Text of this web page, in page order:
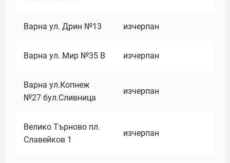
Варна ул. Дрин №13 изчерпан
Варна ул. Мир №35 В изчерпан
Варна ул.Копнеж
№27 бул.Сливница
изчерпан
Велико Търново пл.
Славейков 1
изчерпан